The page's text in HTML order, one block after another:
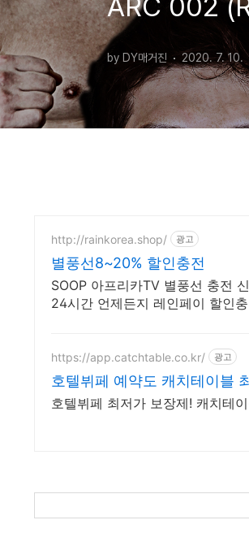
ARC 002
by DY매거진 2020. 7. 10.
http://rainkorea.shop/ 광고
별풍선8~20% 할인충전
SOOP 아프리카TV 별풍선 충전
24시간 언제든지 레인페이 할인
https://app.catchtable.co.kr/ 광고
호텔뷔페 예약도 캐치테이블
호텔뷔페 최저가 보장제! 캐치테